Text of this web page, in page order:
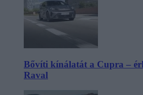
Bővíti kínálatát a Cupra –
Raval